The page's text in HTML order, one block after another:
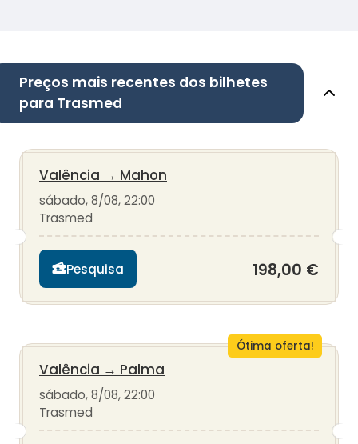
Preços mais recentes dos bilhetes
para Trasmed
Valência → Mahon
sábado, 8/08, 22:00
Trasmed
Pesquisa 198,00 €
Ótima oferta!
Valência → Palma
sábado, 8/08, 22:00
Trasmed